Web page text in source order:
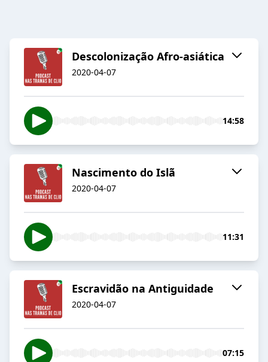
Descolonização Afro-asiática
2020-04-07
14:58
Nascimento do Islã
2020-04-07
11:31
Escravidão na Antiguidade
2020-04-07
07:15